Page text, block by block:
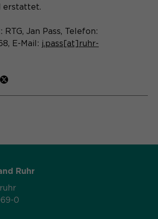
aktuellen Domäne.
erstattet.
Jan Pass, Telefon:
E-Mail: j.pass[at]ruhr-
Ruhr
0